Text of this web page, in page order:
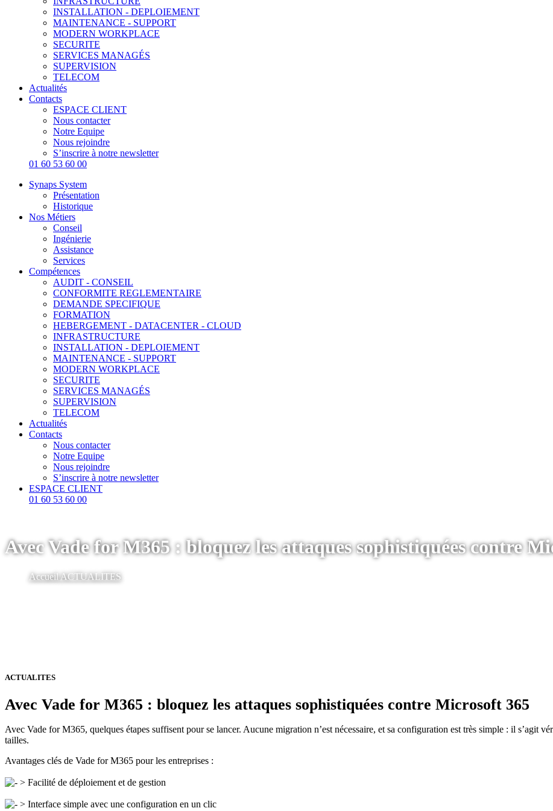
INSTALLATION - DEPLOIEMENT
MAINTENANCE - SUPPORT
MODERN WORKPLACE
SECURITE
SERVICES MANAGÉS
SUPERVISION
TELECOM
Actualités
Contacts
ESPACE CLIENT
Nous contacter
Notre Equipe
Nous rejoindre
S’inscrire à notre newsletter
01 60 53 60 00
Synaps System
Présentation
Historique
Nos Métiers
Conseil
Ingénierie
Assistance
Services
Compétences
AUDIT - CONSEIL
CONFORMITE REGLEMENTAIRE
DEMANDE SPECIFIQUE
FORMATION
HEBERGEMENT - DATACENTER - CLOUD
INFRASTRUCTURE
INSTALLATION - DEPLOIEMENT
MAINTENANCE - SUPPORT
MODERN WORKPLACE
SECURITE
SERVICES MANAGÉS
SUPERVISION
TELECOM
Actualités
Contacts
Nous contacter
Notre Equipe
Nous rejoindre
S’inscrire à notre newsletter
ESPACE CLIENT
01 60 53 60 00
Avec Vade for M365 : bloquez les attaques sophistiquées contre
AccueilACTUALITES
ACTUALITES
Avec Vade for M365 : bloquez les attaques sophistiquées contre Microsoft 365
Avec Vade for M365, quelques étapes suffisent pour se lancer. Aucune migration n’est nécessaire, et sa configuration est très simple : il s’agit
tailles.
Avantages clés de Vade for M365 pour les entreprises :
> Facilité de déploiement et de gestion
> Interface simple avec une configuration en un clic